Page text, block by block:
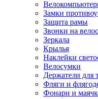
Замки
Защита рамы
Звонки на
Зеркала
Крылья
Наклейки
Велосумки
Держатели для
Фляги и
Фонари и